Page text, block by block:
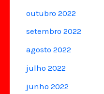
outubro 2022
setembro 2022
agosto 2022
julho 2022
junho 2022